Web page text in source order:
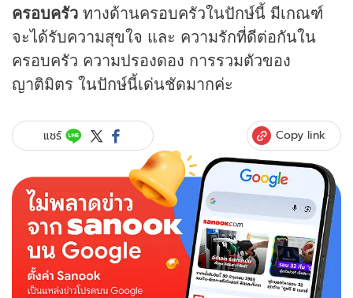
ครอบครัว ทางด้านครอบครัวในปักษ์นี้ มีเกณฑ์
จะได้รับความสุขใจ และ ความรักที่ดีต่อกันใน
ครอบครัว ความปรองดอง การรวมตัวของ
ญาติมิตร ในปักษ์นี้เด่นชัดมากค่ะ
แชร์ Copy link